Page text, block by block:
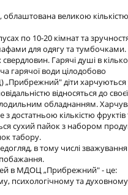
великою
по 10-20 кімнат та
для одягу та
Гарячі душі в
гарячої води цілодобово
діти харчуються
відносяться до
обладнанням.
достатньою кількістю фруктів
сухий пайок з набором
табору.
в тому числі зважування
побажання.
в МДОЦ „Прибрежний" - це:
психологічному та